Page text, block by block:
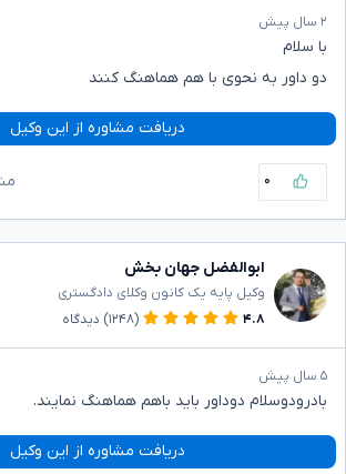
۲ سال پیش
با سلام
دو داور به نحوی با هم هماهنگ کنند
دریافت مشاوره از این وکیل
۰
ابوالفضل جهان بخش
وکیل پایه یک کانون وکلای دادگستری
۴.۸
(۱۲۴۸) دیدگاه
۵ سال پیش
بادرودوسلام دوداور باید باهم هماهنگ نمایند.
دریافت مشاوره از این وکیل